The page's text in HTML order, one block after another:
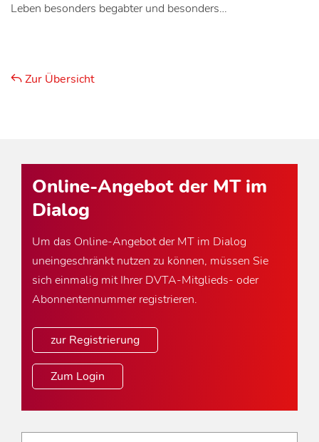
Leben besonders begabter und besonders…
Zur Übersicht
Online-Angebot der MT im
Dialog
Um das Online-Angebot der MT im Dialog
uneingeschränkt nutzen zu können, müssen Sie
sich einmalig mit Ihrer DVTA-Mitglieds- oder
Abonnentennummer registrieren.
zur Registrierung
Zum Login